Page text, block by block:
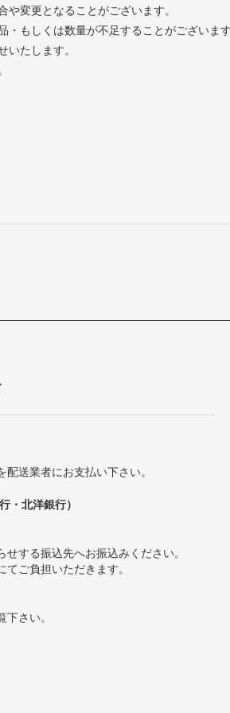
変更となることがございます。
・もしくは数量が不足することがございま
いたします。
送業者にお支払い下さい。
・北洋銀行）
せする振込先へお振込みください。
ご負担いただきます。
下さい。